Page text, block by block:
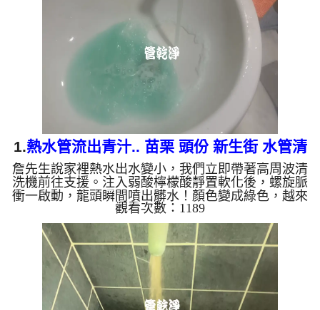
1.熱水管流出青汁.. 苗栗 頭份 新生街 水管清
洗
詹先生說家裡熱水出水變小，我們立即帶著高周波清
洗機前往支援。注入弱酸檸檬酸靜置軟化後，螺旋脈
衝一啟動，龍頭瞬間噴出髒水！顏色變成綠色，越來
越深，看起來像是青汁拿鐵，兩個多小時後，出水變
乾淨熱水出水量也恢復了。 為什麼水管需要定期
「大掃除」？ 單靠水壓帶不走管壁陳年汙垢。不同
的水質顏色，反映了不同的居家隱患： 棕色（鐵
鏽）： 管線老化徵兆。 黑色（氧化錳）： 常見於地
下水源。 綠色（銅綠）： 銅合金接頭氧化。 乳白
（生物膜）：...
觀看次數：1189